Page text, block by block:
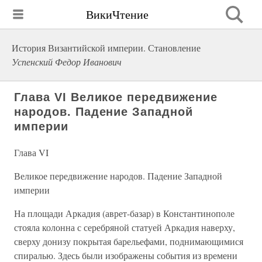
ВикиЧтение
История Византийской империи. Становление
Успенский Федор Иванович
Глава VI Великое передвижение
народов. Падение Западной
империи
Глава VI
Великое передвижение народов. Падение Западной
империи
На площади Аркадия (аврет-базар) в Константинополе
стояла колонна с серебряной статуей Аркадия наверху,
сверху донизу покрытая барельефами, поднимающимися
спиралью. Здесь были изображены события из времени